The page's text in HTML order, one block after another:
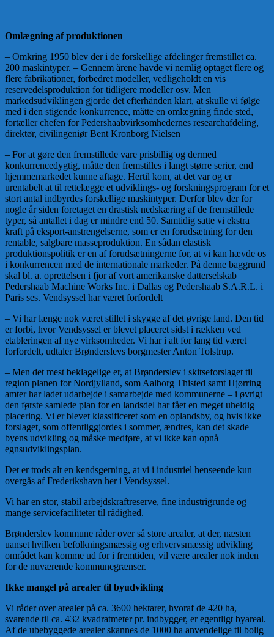
Omlægning af produktionen
– Omkring 1950 blev der i de forskellige afdelinger fremstillet ca.
200 maskintyper. – Gennem årene havde vi nemlig optaget flere og
flere fabrikationer, forbedret modeller, vedligeholdt en vis
reservedelsproduktion for tidligere modeller osv. Men
markedsudviklingen gjorde det efterhånden klart, at skulle vi følge
med i den stigende konkurrence, måtte en omlægning finde sted,
fortæller chefen for Pedershaabvirksomhedernes researchafdeling,
direktør, civilingeniør Bent Kronborg Nielsen
– For at gøre den fremstillede vare prisbillig og dermed
konkurrencedygtig, måtte den fremstilles i langt større serier, end
hjemmemarkedet kunne aftage. Hertil kom, at det var og er
urentabelt at til rettelægge et udviklings- og forskningsprogram for et
stort antal indbyrdes forskellige maskintyper. Derfor blev der for
nogle år siden foretaget en drastisk nedskæring af de fremstillede
typer, så antallet i dag er mindre end 50. Samtidig satte vi ekstra
kraft på eksport-anstrengelserne, som er en forudsætning for den
rentable, salgbare masseproduktion. En sådan elastisk
produktionspolitik er en af forudsætningerne for, at vi kan hævde os
i konkurrencen med de internationale markeder. På denne baggrund
skal bl. a. oprettelsen i fjor af vort amerikanske datterselskab
Pedershaab Machine Works Inc. i Dallas og Pedershaab S.A.R.L. i
Paris ses. Vendsyssel har været forfordelt
– Vi har længe nok været stillet i skygge af det øvrige land. Den tid
er forbi, hvor Vendsyssel er blevet placeret sidst i rækken ved
etableringen af nye virksomheder. Vi har i alt for lang tid været
forfordelt, udtaler Brønderslevs borgmester Anton Tolstrup.
– Men det mest beklagelige er, at Brønderslev i skitseforslaget til
region planen for Nordjylland, som Aalborg Thisted samt Hjørring
amter har ladet udarbejde i samarbejde med kommunerne – i øvrigt
den første samlede plan for en landsdel har fået en meget uheldig
placering. Vi er blevet klassificeret som en oplandsby, og hvis ikke
forslaget, som offentliggjordes i sommer, ændres, kan det skade
byens udvikling og måske medføre, at vi ikke kan opnå
egnsudviklingsplan.
Det er trods alt en kendsgerning, at vi i industriel henseende kun
overgås af Frederikshavn her i Vendsyssel.
Vi har en stor, stabil arbejdskraftreserve, fine industrigrunde og
mange servicefaciliteter til rådighed.
Brønderslev kommune råder over så store arealer, at der, næsten
uanset hvilken befolkningsmæssig og erhvervsmæssig udvikling
området kan komme ud for i fremtiden, vil være arealer nok inden
for de nuværende kommunegrænser.
Ikke mangel på arealer til byudvikling
Vi råder over arealer på ca. 3600 hektarer, hvoraf de 420 ha,
svarende til ca. 432 kvadratmeter pr. indbygger, er egentligt byareal.
Af de ubebyggede arealer skannes de 1000 ha anvendelige til bolig